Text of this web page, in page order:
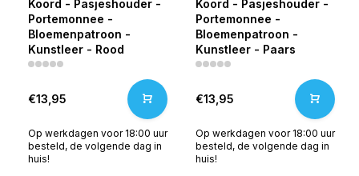
Koord - Pasjeshouder -
Portemonnee -
Bloemenpatroon -
Kunstleer - Rood
€13,95
Op werkdagen voor 18:00 uur
besteld, de volgende dag in
huis!
Koord - Pasjeshouder -
Portemonnee -
Bloemenpatroon -
Kunstleer - Paars
€13,95
Op werkdagen voor 18:00 uur
besteld, de volgende dag in
huis!